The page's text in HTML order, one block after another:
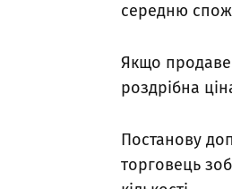
середню
Якщо
роздрібна
Постанову
торговець